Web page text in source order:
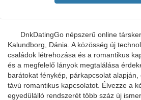
DnkDatingGo népszerű online
Kalundborg, Dánia. A közösség új
családok létrehozása és a romantikus
és a megfelelő lányok megtalálása
barátokat fénykép, párkapcsolat
távú romantikus kapcsolatot. Élvezze a
egyedülálló rendszerét több száz új